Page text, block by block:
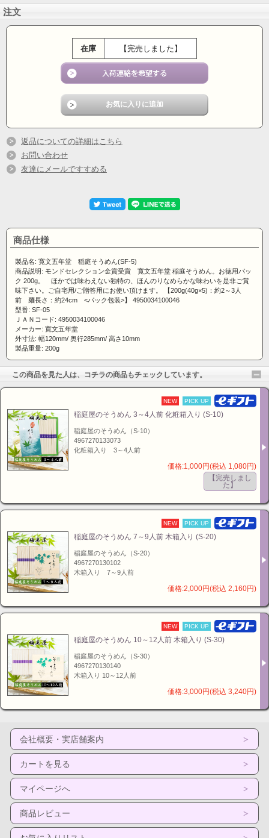
ほかでは味わえない独特の、ほんのりなめらかな味わい
徳用のパック包装ですのでご自宅用に最適♪もちろんご
贈答用にも♪
注文
在庫 【完売しました】
返品についての詳細はこちら
お問い合わせ
友達にメールですすめる
商品仕様
製品名: 寛文五年堂 稲庭そうめん(SF-5)
商品説明: モンドセレクション金賞受賞 寛文五年堂 稲庭そうめん。お徳用パッ
ク 200g。 ほかでは味わえない独特の、ほんのりなめらかな味わいを是非ご賞
味下さい。ご自宅用/ご贈答用にお使い頂けます。 【200g(40g×5)：約2～3人
前 麺長さ：約24cm <パック包装>】 4950034100046
型番: SF-05
ＪＡＮコード: 4950034100046
メーカー: 寛文五年堂
外寸法: 幅120mm/ 奥行285mm/ 高さ10mm
製品重量: 200g
この商品を見た人は、コチラの商品もチェックしています。
NEW PICK UP
稲庭屋のそうめん 3～4人前 化粧箱入り (S-10)
稲庭屋のそうめん（S-10）
4967270133073
化粧箱入り 3～4人前
価格:1,000円(税込 1,080円)
【完売しまし
た】
NEW PICK UP
稲庭屋のそうめん 7～9人前 木箱入り (S-20)
稲庭屋のそうめん（S-20）
4967270130102
木箱入り 7～9人前
価格:2,000円(税込 2,160円)
NEW PICK UP
稲庭屋のそうめん 10～12人前 木箱入り (S-30)
稲庭屋のそうめん（S-30）
4967270130140
木箱入り 10～12人前
価格:3,000円(税込 3,240円)
会社概要・実店舗案内
カートを見る
マイページへ
商品レビュー